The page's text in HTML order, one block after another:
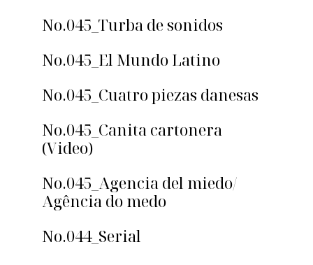
No.045_Turba de sonidos
No.045_El Mundo Latino
No.045_Cuatro piezas danesas
No.045_Canita cartonera
(Video)
No.045_Agencia del miedo/
Agência do medo
No.044_Serial